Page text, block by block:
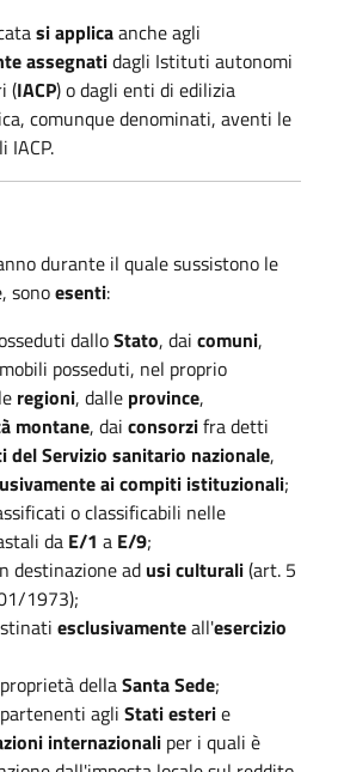
si applicaanche agli
assegnatidagli Istituti autonomi
(IACP) o dagli enti di edilizia
comunque denominati, aventi le
IACP.
durante il quale sussistono le
sonoesenti:
dalloStato, dai comuni,
posseduti, nel proprio
regioni, dalle province,
montane, dai consorzifra detti
del Servizio sanitario nazionale,
ai compiti istituzionali;
o classificabili nelle
da E/1 a E/9;
destinazione ad usi culturali(art. 5
1973);
esclusivamenteall'esercizio
dellaSanta Sede;
agli Stati esterie
internazionali per i quali è